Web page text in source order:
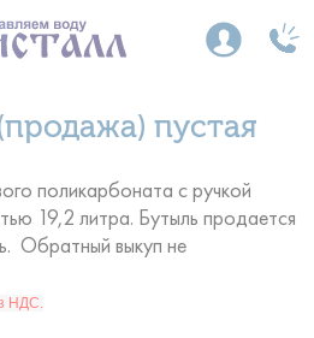
пустая
поликарбоната с ручкой
19,2 литра. Бутыль продается
Обратный выкуп не
НДС.